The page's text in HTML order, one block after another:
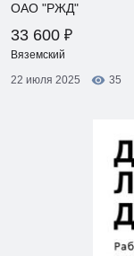
ОАО "РЖД"
33 600 ₽
Вяземский
22 июля 2025
35